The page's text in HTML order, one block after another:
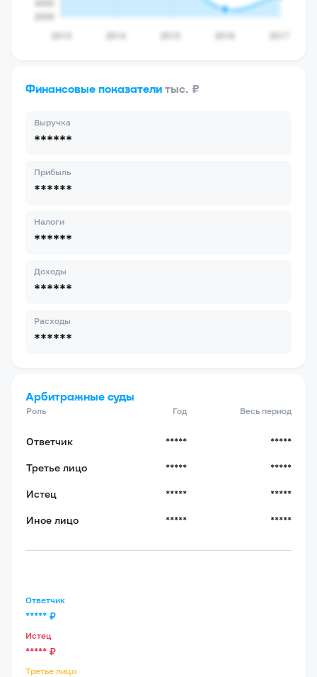
Финансовые показатели тыс. ₽
Выручка
******
Прибыль
******
Налоги
******
Доходы
******
Расходы
******
Арбитражные суды
Роль Год Весь период
Ответчик ***** *****
Третье лицо ***** *****
Истец ***** *****
Иное лицо ***** *****
Ответчик
***** ₽
Истец
***** ₽
Третье лицо